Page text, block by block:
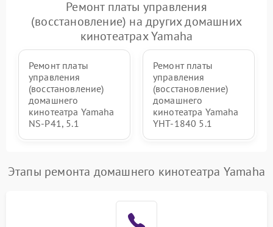
Ремонт платы управления
(восстановление) на других домашних
кинотеатрах Yamaha
Ремонт платы
управления
(восстановление)
домашнего
кинотеатра Yamaha
NS-P41, 5.1
Ремонт платы
управления
(восстановление)
домашнего
кинотеатра Yamaha
YHT-1840 5.1
Этапы ремонта домашнего кинотеатра Yamaha